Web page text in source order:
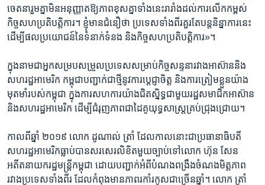
ចេតនា​រួម​គ្នា​មិនអនុញ្ញាត​ឱ្យភាព​ខុស​គ្នា​ទាំង​នេះ​រារាំង​ដល់​ការលើក​កម្ពស់​
កិច្ចសហ​ប្រតិបត្តិការ។ ខ្ញុំ​មាន​ជំនឿ​ថា ប្រទេស​ទាំងពី​រគួរ​តែ​បន្តនិន្នា​ការ​នេះ
ដើម្បី​ផលប្រយោជន៍​នៃ​ទំនាក់​ទំនង និង​កិច្ចស​ហប្រតិ​បត្តិ​ការ»​។​
ក្នុងនាម​ជាអ្នក​សម្របសម្រួល​ប្រទេស​សម្រាប់​កិច្ច​សន្ទនា​រវាង​អាស៊ាននិង​
សហរដ្ឋ​អាមេរិក កម្ពុជា​បញ្ជាក់​ជា​ថ្មី​នូវ​ការ​ប្តេជ្ញា​ចិត្ត និង​ការត្រៀម​ខ្លួន​យ៉ាង​
មុត​មាំ​របស់​កម្ពុជា ក្នុង​ការ​សហ​ការ​យ៉ាង​ជិតស្និទ្ធ​ជា​មួយ​រដ្ឋ​សមា​ជិកអា​ស៊ាន
និង​សហរដ្ឋ​អាមេរិក ដើម្បី​ជំរុញ​ភាព​ជាដៃគូ​យុទ្ធសាស្ត្រ​គ្រប់​ជ្រុង​ជ្រោយ​។
កាល​ពី​ឆ្នាំ​ ២០១៩ ​លោក ​ដូណាល់ ត្រាំ ​ដែល​កាល​នោះ​ជា​ប្រធានាធិបតី​
សហ​រដ្ឋ​អាមេរិក​ធ្លាប់​បាន​សរសេរ​លិខិត​មួយ​ច្បាប់​ទៅ​លោក ​ហ៊ុន សែន​
អតីត​នាយក​រដ្ឋមន្រ្តី​កម្ពុជា ដោយ​បញ្ជាក់​អំពី​បំណង​ពង្រឹង​ចំណង​មិត្តភាព​
រវាង​ប្រទេស​ទាំង​ពីរ​ ដែល​កំពុង​មាន​ភាព​រកាំ​រកូស​ជាច្រើន​ឆ្នាំ។ ​លោក ​ត្រាំ​